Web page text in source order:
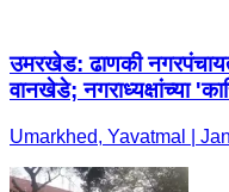
उमरखेड: ढाणकी
वानखेडे; नगराध्यक्षांच्या
Umarkhed, Yavatmal |